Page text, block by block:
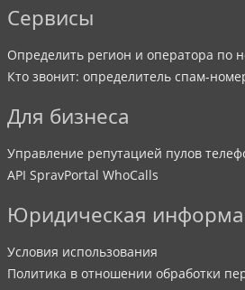
Сервисы
Определить регион и оператора по
Кто звонит: определитель спам-
Для бизнеса
Управление репутацией пулов
API SpravPortal WhoCalls
Юридическая
Условия использования
Политика в отношении обработки